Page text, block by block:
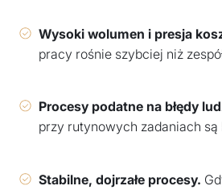
Wysoki wolumen i presja
pracy rośnie szybciej niż
Procesy podatne na błędy
przy rutynowych zadaniach są
Stabilne, dojrzałe procesy.